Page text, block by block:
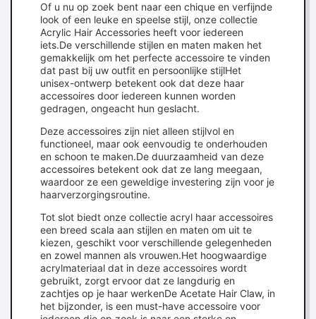
Of u nu op zoek bent naar een chique en verfijnde
look of een leuke en speelse stijl, onze collectie
Acrylic Hair Accessories heeft voor iedereen
iets.De verschillende stijlen en maten maken het
gemakkelijk om het perfecte accessoire te vinden
dat past bij uw outfit en persoonlijke stijlHet
unisex-ontwerp betekent ook dat deze haar
accessoires door iedereen kunnen worden
gedragen, ongeacht hun geslacht.
Deze accessoires zijn niet alleen stijlvol en
functioneel, maar ook eenvoudig te onderhouden
en schoon te maken.De duurzaamheid van deze
accessoires betekent ook dat ze lang meegaan,
waardoor ze een geweldige investering zijn voor je
haarverzorgingsroutine.
Tot slot biedt onze collectie acryl haar accessoires
een breed scala aan stijlen en maten om uit te
kiezen, geschikt voor verschillende gelegenheden
en zowel mannen als vrouwen.Het hoogwaardige
acrylmateriaal dat in deze accessoires wordt
gebruikt, zorgt ervoor dat ze langdurig en
zachtjes op je haar werkenDe Acetate Hair Claw, in
het bijzonder, is een must-have accessoire voor